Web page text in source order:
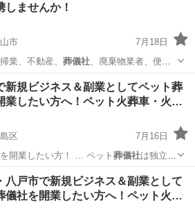
しませんか！
市
7月18日
業、不動産、 葬儀社、廃棄物業者、便利
孤独死
新規ビジネス＆副業としてペット葬
業したい方へ！ペット火葬車・火…
区
7月16日
を開業したい方！ … ペット 葬儀社は独立・
ット葬儀社を開業し、ペット火… ト火葬
たい方はお…
葬儀社
八戸市で新規ビジネス＆副業として
儀社を開業したい方へ！ペット火…